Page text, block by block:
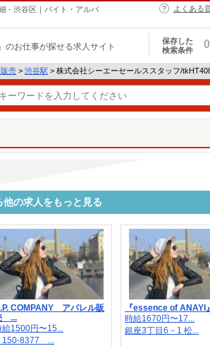
- 渋谷区｜バイト・アルバ
よくある
のお仕事が探せる求人サイト
保存した
検索条件
0
売 > 渋谷駅 > 株式会社シーエーセールススタッフ/
の求人をもっと見る
COMPANY アパレル販
...
給1500円〜15...
150-8377 ...
『essence of
時給1670円〜17...
銀座3丁目6－1 松...